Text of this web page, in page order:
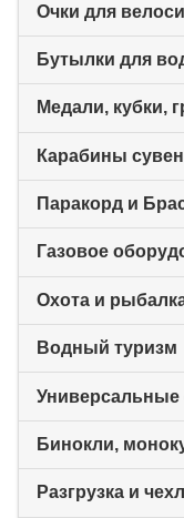
Бутылки для
Медали, кубки,
Карабины
Паракорд и
Газовое
Охота и
Водный туризм
Бинокли,
Разгрузка и